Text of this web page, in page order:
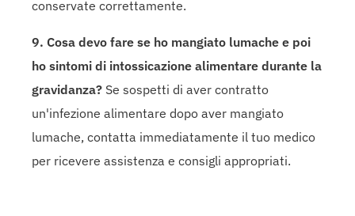
conservate correttamente.
9. Cosa devo fare se ho mangiato lumache e poi
ho sintomi di intossicazione alimentare durante la
gravidanza? Se sospetti di aver contratto
un'infezione alimentare dopo aver mangiato
lumache, contatta immediatamente il tuo medico
per ricevere assistenza e consigli appropriati.